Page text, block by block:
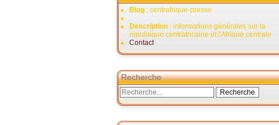
Blog : centrafrique-presse
Description : informations générales sur la
république centrafricaine et l'Afrique centrale
Contact
Recherche